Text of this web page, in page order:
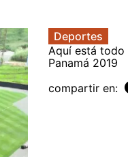
Deportes
Aquí está todo
Panamá 2019
compartir en: